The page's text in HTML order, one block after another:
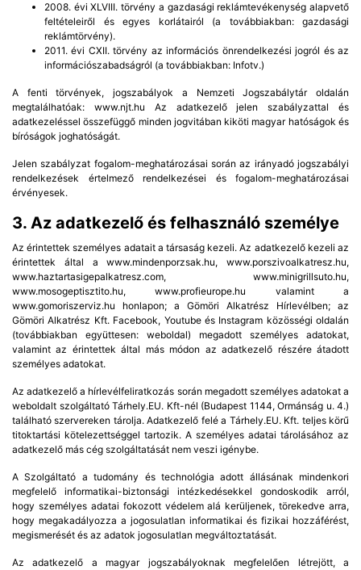
2008. évi XLVIII. törvény a gazdasági reklámtevékenység alapvető
feltételeiről és egyes korlátairól (a továbbiakban: gazdasági
reklámtörvény).
2011. évi CXII. törvény az információs önrendelkezési jogról és az
információszabadságról (a továbbiakban: Infotv.)
A fenti törvények, jogszabályok a Nemzeti Jogszabálytár oldalán
megtalálhatóak: www.njt.hu Az adatkezelő jelen szabályzattal és
adatkezeléssel összefüggő minden jogvitában kiköti magyar hatóságok és
bíróságok joghatóságát.
Jelen szabályzat fogalom-meghatározásai során az irányadó jogszabályi
rendelkezések értelmező rendelkezései és fogalom-meghatározásai
érvényesek.
3. Az adatkezelő és felhasználó személye
Az érintettek személyes adatait a társaság kezeli. Az adatkezelő kezeli az
érintettek által a www.mindenporzsak.hu, www.porszivoalkatresz.hu,
www.haztartasigepalkatresz.com, www.minigrillsuto.hu,
www.mosogeptisztito.hu, www.profieurope.hu valamint a
www.gomoriszerviz.hu honlapon; a Gömöri Alkatrész Hírlevélben; az
Gömöri Alkatrész Kft. Facebook, Youtube és Instagram közösségi oldalán
(továbbiakban együttesen: weboldal) megadott személyes adatokat,
valamint az érintettek által más módon az adatkezelő részére átadott
személyes adatokat.
Az adatkezelő a hírlevélfeliratkozás során megadott személyes adatokat a
weboldalt szolgáltató Tárhely.EU. Kft-nél (Budapest 1144, Ormánság u. 4.)
található szervereken tárolja. Adatkezelő felé a Tárhely.EU. Kft. teljes körű
titoktartási kötelezettséggel tartozik. A személyes adatai tárolásához az
adatkezelő más cég szolgáltatását nem veszi igénybe.
A Szolgáltató a tudomány és technológia adott állásának mindenkori
megfelelő informatikai-biztonsági intézkedésekkel gondoskodik arról,
hogy személyes adatai fokozott védelem alá kerüljenek, törekedve arra,
hogy megakadályozza a jogosulatlan informatikai és fizikai hozzáférést,
megismerését és az adatok jogosulatlan megváltoztatását.
Az adatkezelő a magyar jogszabályoknak megfelelően létrejött, a